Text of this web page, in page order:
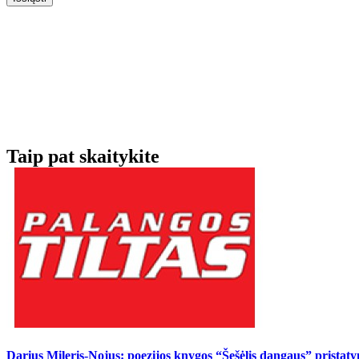
Taip pat skaitykite
Darius Mileris-Nojus: poezijos knygos “Šešėlis dangaus”